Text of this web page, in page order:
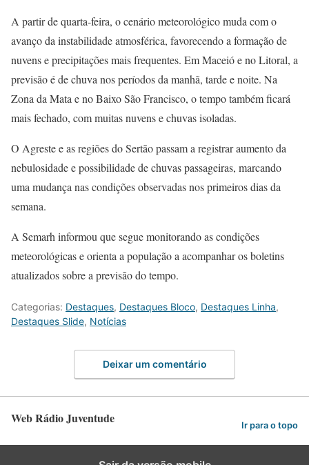
A partir de quarta-feira, o cenário meteorológico muda com o
avanço da instabilidade atmosférica, favorecendo a formação de
nuvens e precipitações mais frequentes. Em Maceió e no Litoral, a
previsão é de chuva nos períodos da manhã, tarde e noite. Na
Zona da Mata e no Baixo São Francisco, o tempo também ficará
mais fechado, com muitas nuvens e chuvas isoladas.
O Agreste e as regiões do Sertão passam a registrar aumento da
nebulosidade e possibilidade de chuvas passageiras, marcando
uma mudança nas condições observadas nos primeiros dias da
semana.
A Semarh informou que segue monitorando as condições
meteorológicas e orienta a população a acompanhar os boletins
atualizados sobre a previsão do tempo.
Categorias: Destaques, Destaques Bloco, Destaques Linha,
Destaques Slide, Notícias
Deixar um comentário
Web Rádio Juventude Ir para o topo